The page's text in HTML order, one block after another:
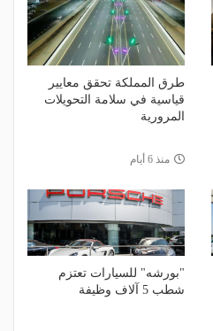
طرق المملكة تحقق معايير
قياسية في سلامة التحويلات
المرورية
منذ 6 أيام
"بورشه" للسيارات تعتزم
شطب 5 آلاف وظيفة